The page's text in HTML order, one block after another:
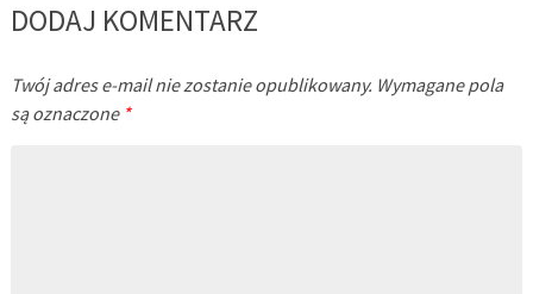
DODAJ KOMENTARZ
Twój adres e-mail nie zostanie opublikowany. Wymagane pola
są oznaczone *